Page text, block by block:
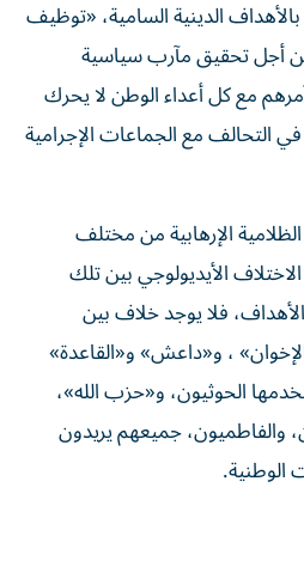
الدينية السامية، «توظيف
أجل تحقيق مآرب سياسية
مع كل أعداء الوطن لا يحرك
التحالف مع الجماعات الإجرامية
الإرهابية من مختلف
الأيديولوجي بين تلك
فلا يوجد خلاف بين
، و«داعش» و«القاعدة»
الحوثيون، و«حزب الله»،
والفاطميون، جميعهم يريدون